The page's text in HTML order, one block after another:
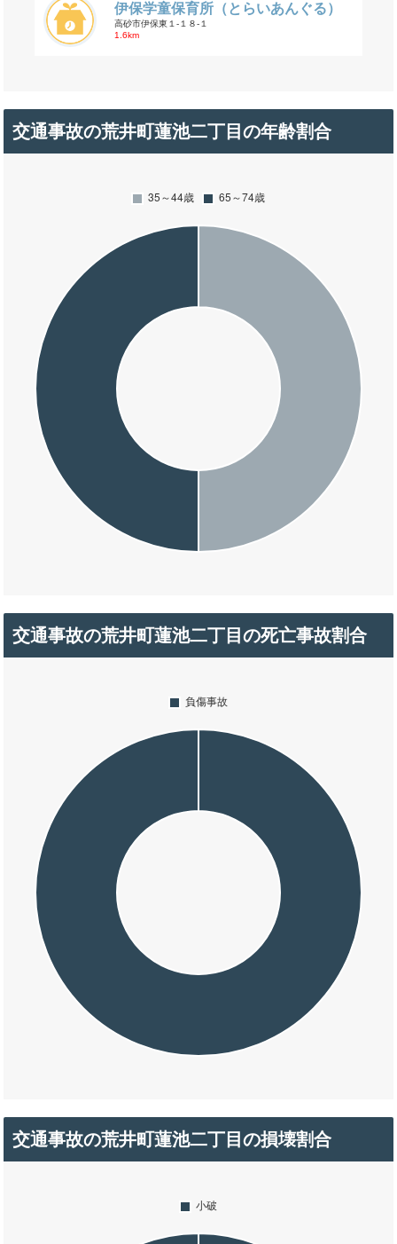
伊保学童保育所（とらいあんぐる）
高砂市伊保東１-１８-１
1.6km
交通事故の荒井町蓮池二丁目の年齢割合
交通事故の荒井町蓮池二丁目の死亡事故割合
交通事故の荒井町蓮池二丁目の損壊割合